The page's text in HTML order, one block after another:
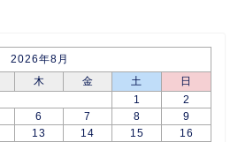
2026年8月
木 金 土
日
1
2
6 7 8
9
13 14 15
16